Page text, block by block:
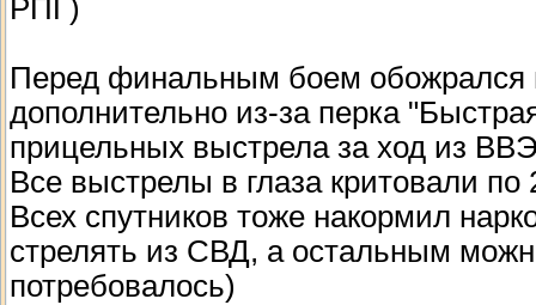
РПГ)
Перед финальным боем обожрался
дополнительно из-за перка
прицельных выстрела за ход из
Все выстрелы в глаза критовали по
Всех спутников тоже накормил
стрелять из СВД, а остальным
потребовалось)